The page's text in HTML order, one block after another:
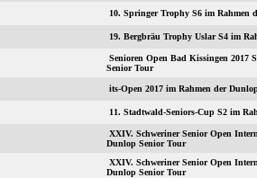
10. Springer Trophy S6 im Rahmen
19. Bergbräu Trophy Uslar S4 im
Senioren Open Bad Kissingen 2017
Senior Tour
its-Open 2017 im Rahmen der
11. Stadtwald-
XXIV. Schweriner Senior Open International S3 im
Dunlop Senior Tour
XXIV. Schweriner Senior Open International S3 im
Dunlop Senior Tour